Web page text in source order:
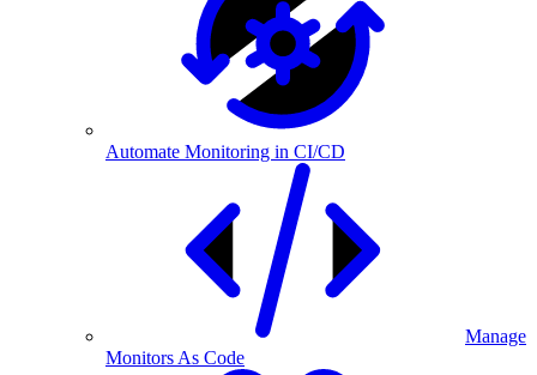
Automate Monitoring in CI/CD
Manage
Monitors As Code